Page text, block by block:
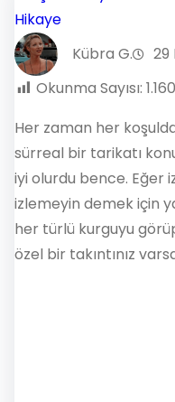
Kübra G.
29
Okunma Sayısı: 1.160
Her zaman her
sürreal bir tarikatı
iyi olurdu bence. Eğer
izlemeyin demek için
her türlü kurguyu
özel bir takıntınız